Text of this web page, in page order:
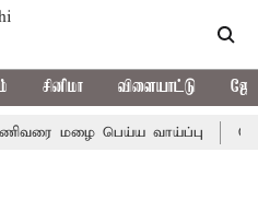
சினிமா விளையாட்டு
மழை பெய்ய வாய்ப்பு கொரிய